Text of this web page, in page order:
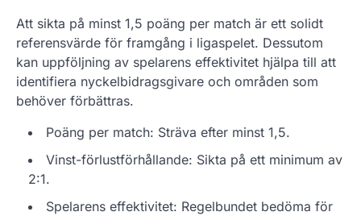
Att sikta på minst 1,5 poäng per match är ett solidt
referensvärde för framgång i ligaspelet. Dessutom
kan uppföljning av spelarens effektivitet hjälpa till att
identifiera nyckelbidragsgivare och områden som
behöver förbättras.
Poäng per match: Sträva efter minst 1,5.
Vinst-förlustförhållande: Sikta på ett minimum av
2:1.
Spelarens effektivitet: Regelbundet bedöma för